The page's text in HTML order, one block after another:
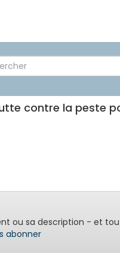
contre la peste
ou sa description - et
abonner